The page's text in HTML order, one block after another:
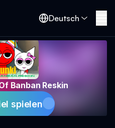
Deutsch
Banban Reskin
spielen